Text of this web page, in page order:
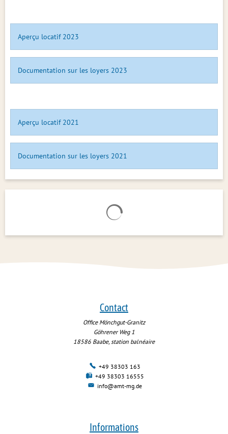
Aperçu locatif 2023
Documentation sur les loyers 2023
Aperçu locatif 2021
Documentation sur les loyers 2021
Contact
Office Mönchgut-Granitz
Göhrener Weg 1
18586 Baabe, station balnéaire
+49 38303 163
+49 38303 16555
info@amt-mg.de
Informations